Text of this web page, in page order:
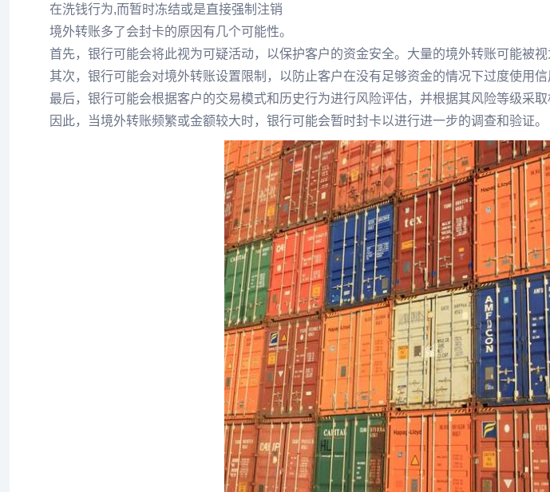
在洗钱行为,而暂时冻结或是直接强制注销
境外转账多了会封卡的原因有几个可能性。
首先，银行可能会将此视为可疑活动，以保护客户的资金安全。大量的境外转账可能被视
其次，银行可能会对境外转账设置限制，以防止客户在没有足够资金的情况下过度使用信
最后，银行可能会根据客户的交易模式和历史行为进行风险评估，并根据其风险等级采取
因此，当境外转账频繁或金额较大时，银行可能会暂时封卡以进行进一步的调查和验证。